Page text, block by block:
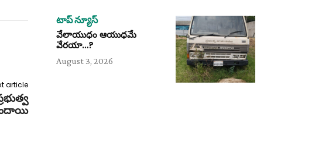
article
టాప్ న్యూస్
వేలాయుధం ఆయుధమే
వేరయా…?
August 3, 2026